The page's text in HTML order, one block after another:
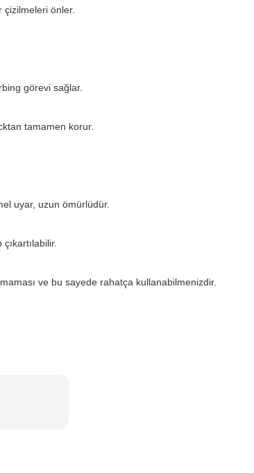
çizilmeleri önler.
görevi sağlar.
tamamen korur.
uyar, uzun ömürlüdür.
ve bu sayede rahatça kullanabilmenizdir.